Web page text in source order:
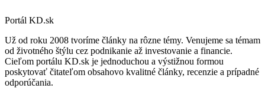
Portál KD.sk
Už od roku 2008 tvoríme články na rôzne témy. Venujeme sa témam
od životného štýlu cez podnikanie až investovanie a financie.
Cieľom portálu KD.sk je jednoduchou a výstižnou formou
poskytovať čitateľom obsahovo kvalitné články, recenzie a prípadné
odporúčania.